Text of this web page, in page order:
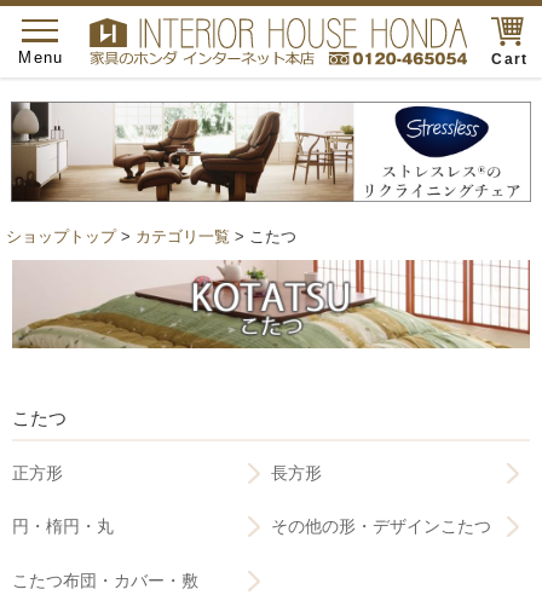
Cart
toggle
navigation
Menu
ショップトップ> カテゴリ一覧 > こたつ
こたつ
正方形 長方形
円・楕円・丸 その他の形・デザインこたつ
こたつ布団・カバー・敷